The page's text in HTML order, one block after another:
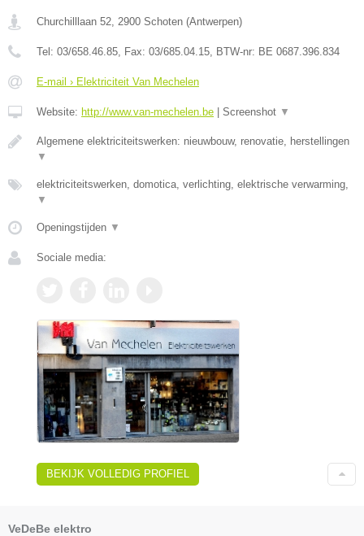
Churchilllaan 52, 2900 Schoten (Antwerpen)
Tel: 03/658.46.85, Fax: 03/685.04.15, BTW-nr: BE 0687.396.834
E-mail › Elektriciteit Van Mechelen
Website: http://www.van-mechelen.be Screenshot ▼
Algemene elektriciteitswerken: nieuwbouw, renovatie, herstellingen
▼
elektriciteitswerken, domotica, verlichting, elektrische verwarming,
▼
Openingstijden ▼
Sociale media:
BEKIJK VOLLEDIG PROFIEL
VeDeBe elektro